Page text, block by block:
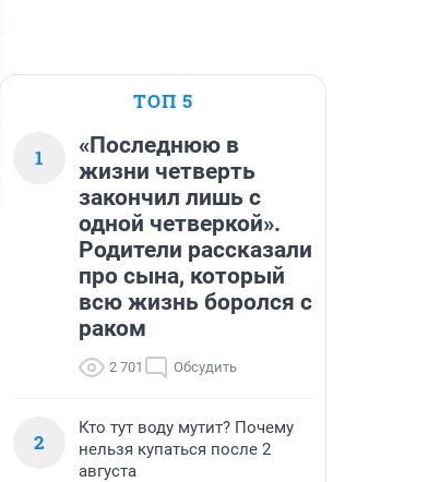
ТОП 5
1
«Последнюю в
жизни четверть
закончил лишь с
одной четверкой».
Родители рассказали
про сына, который
всю жизнь боролся с
раком
2 701 Обсудить
2
Кто тут воду мутит? Почему
нельзя купаться после 2
августа